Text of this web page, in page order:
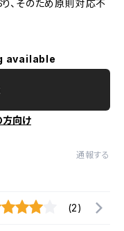
、そのため原則対応不
available
方向け
通報する
(2)